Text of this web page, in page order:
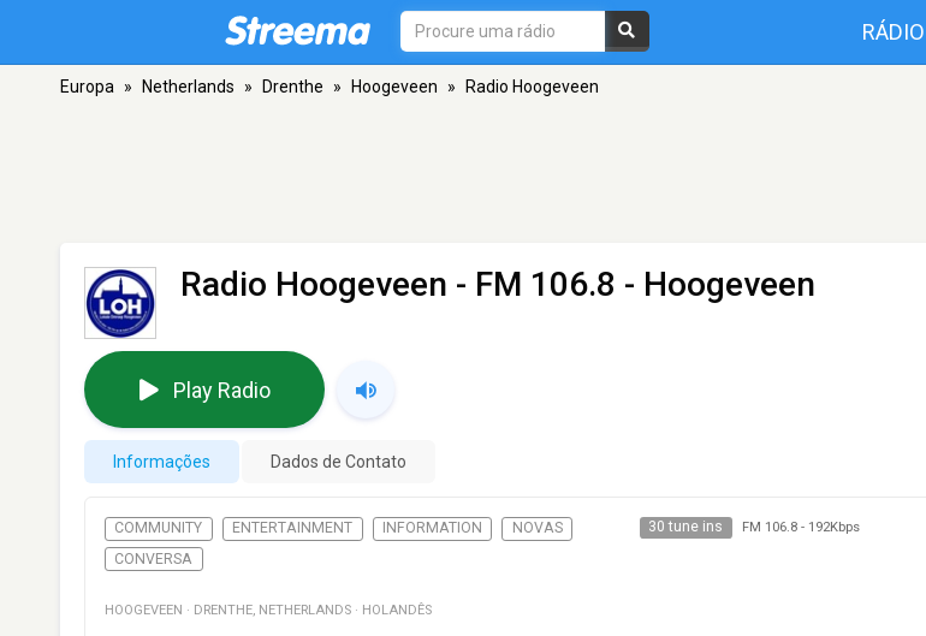
RÁDIO
Europa » Netherlands » Drenthe » Hoogeveen » Radio Hoogeveen
Radio Hoogeveen - FM 106.8 - Hoogeveen
Play Radio
Informações Dados de Contato
COMMUNITY ENTERTAINMENT INFORMATION
NOVAS
CONVERSA
30 tune ins FM 106.8- 192Kbps
HOOGEVEEN · DRENTHE, NETHERLANDS · HOLANDÊS